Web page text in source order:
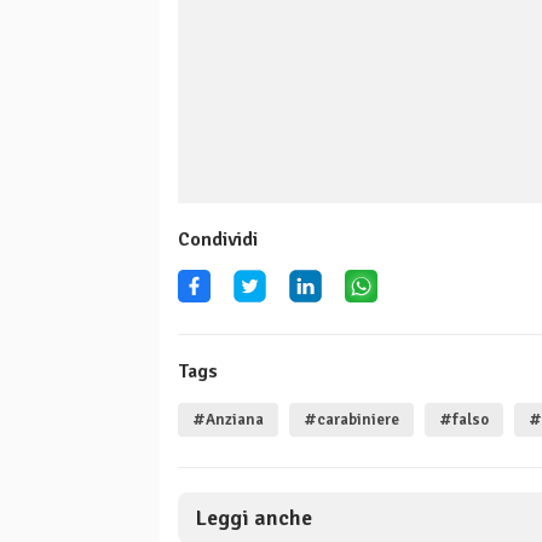
Condividi
Tags
#Anziana #carabiniere #falso
Leggi anche